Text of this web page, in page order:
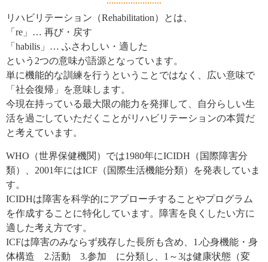
リハビリテーション（Rehabilitation）とは、
「re」… 再び・戻す
「habilis」… ふさわしい・適した
という2つの意味が語源となっています。
単に機能的な訓練を行うということではなく、広い意味で
「社会復帰」を意味します。
今現在持っている最大限の能力を発揮して、自分らしい生
活を過ごしていただくことがリハビリテーションの本質だ
と考えています。
WHO（世界保健機関）では1980年にICIDH（国際障害分
類）、2001年にはICF（国際生活機能分類）を発表していま
す。
ICIDHは障害を科学的にアプローチすることやプログラム
を作成することに特化しています。障害を良くしたい方に
適した考え方です。
ICFは障害のみならず残存した長所も含め、1.心身機能・身
体構造 2.活動 3.参加 に分類し、1～3は健康状態（変